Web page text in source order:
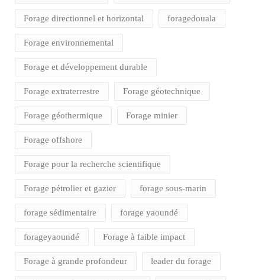
Forage directionnel et horizontal foragedouala
Forage environnemental
Forage et développement durable
Forage extraterrestre Forage géotechnique
Forage géothermique Forage minier
Forage offshore
Forage pour la recherche scientifique
Forage pétrolier et gazier forage sous-marin
forage sédimentaire forage yaoundé
forageyaoundé Forage à faible impact
Forage à grande profondeur leader du forage